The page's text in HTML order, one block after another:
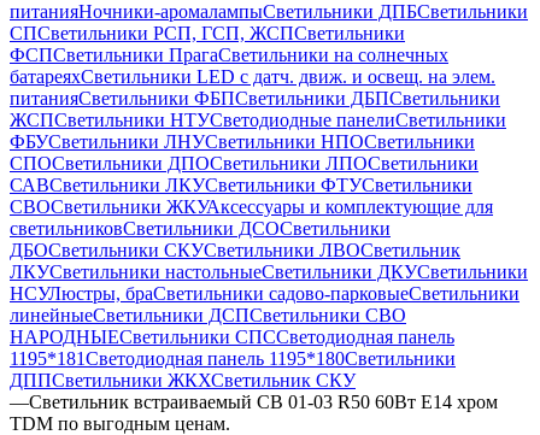
питанияНочники-аромалампыСветильники ДПБСветильники
СПСветильники РСП, ГСП, ЖСПСветильники
ФСПСветильники ПрагаСветильники на солнечных
батареяхСветильники LED с датч. движ. и освещ. на элем.
питанияСветильники ФБПСветильники ДБПСветильники
ЖСПСветильники НТУСветодиодные панелиСветильники
ФБУСветильники ЛНУСветильники НПОСветильники
СПОСветильники ДПОСветильники ЛПОСветильники
САВСветильники ЛКУСветильники ФТУСветильники
СВОСветильники ЖКУАксессуары и комплектующие для
светильниковСветильники ДСОСветильники
ДБОСветильники СКУСветильники ЛВОСветильник
ЛКУСветильники настольныеСветильники ДКУСветильники
НСУЛюстры, браСветильники садово-парковыеСветильники
линейныеСветильники ДСПСветильники СВО
НАРОДНЫЕСветильники СПССветодиодная панель
1195*181Светодиодная панель 1195*180Светильники
ДППСветильники ЖКХСветильник СКУ
—Светильник встраиваемый СВ 01-03 R50 60Вт Е14 хром
TDM по выгодным ценам.